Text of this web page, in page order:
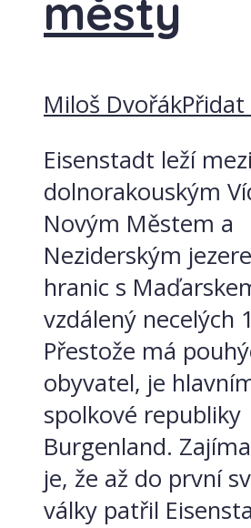
městy
Miloš Dvořák
Eisenstadt leží mezi
dolnorakouským
Novým Městem a
Neziderským
hranic s
vzdálený necelých
Přestože má
obyvatel, je
spolkové republiky
Burgenland.
je, že až do první
války patřil